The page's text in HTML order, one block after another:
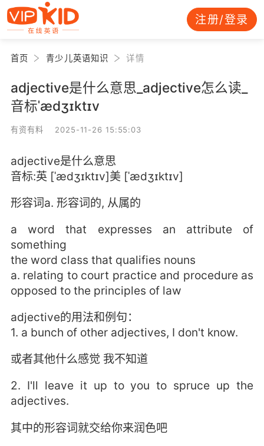
注册/登录
首页 青少儿英语知识 详情
adjective是什么意思_adjective怎么读_
音标ˈædʒɪktɪv
有资有料 2025-11-26 15:55:03
adjective是什么意思
音标:英 [ˈædʒɪktɪv]美 [ˈædʒɪktɪv]
形容词a. 形容词的, 从属的
a word that expresses an attribute of
something
the word class that qualifies nouns
a. relating to court practice and procedure as
opposed to the principles of law
adjective的用法和例句：
1. a bunch of other adjectives, I don't know.
或者其他什么感觉 我不知道
2. I'll leave it up to you to spruce up the
adjectives.
其中的形容词就交给你来润色吧